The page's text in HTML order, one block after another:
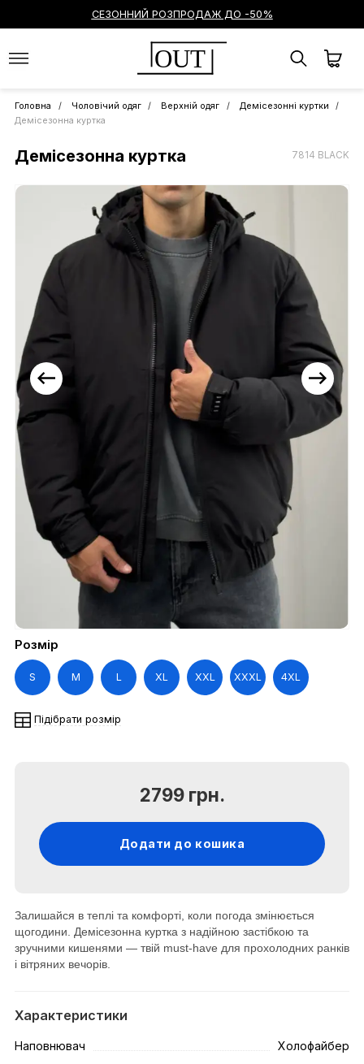
СЕЗОННИЙ РОЗПРОДАЖ ДО -50%
OUT
Головна Чоловічий одяг Верхній одяг
Демісезонні куртки
Демісезонна куртка
Демісезонна куртка 7814 BLACK
Розмір
S M L XL XXL XXXL 4XL
Підібрати розмір
2799 грн.
Додати до кошика
Залишайся в теплі та комфорті, коли погода змінюється
щогодини. Демісезонна куртка з надійною застібкою та
зручними кишенями — твій must-have для прохолодних ранків
і вітряних вечорів.
Характеристики
Наповнювач Холофайбер